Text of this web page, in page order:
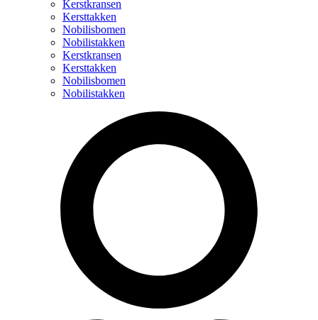
Kerstkransen
Kersttakken
Nobilisbomen
Nobilistakken
Kerstkransen
Kersttakken
Nobilisbomen
Nobilistakken